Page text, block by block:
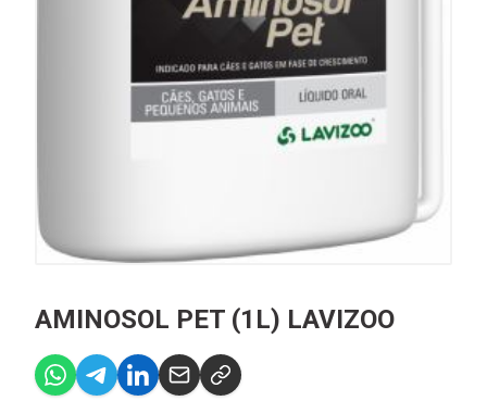
AMINOSOL PET (1L) LAVIZOO